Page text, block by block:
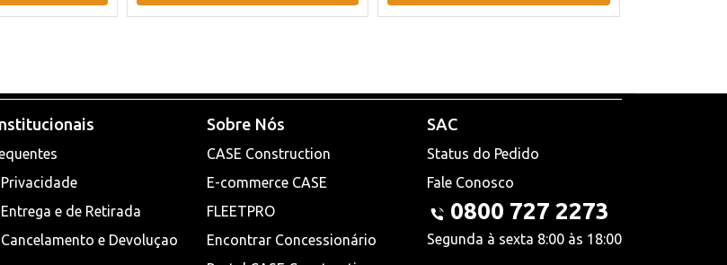
e de Retirada
e Devoluçao
Sobre Nós
CASE Construction
E-commerce CASE
FLEETPRO
Encontrar Concessionário
SAC
Status do Pedido
Fale Conosco
0800 727 2273
Segunda à sexta 8:00 às 18:00